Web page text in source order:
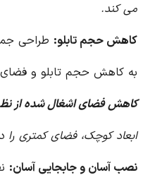
می کند.
کاهش حجم تابلو: طراحی
به کاهش حجم تابلو و
کاهش فضای اشغال شده از
ابعاد کوچک، فضای کمتری
نصب آسان و جابجایی آسان: